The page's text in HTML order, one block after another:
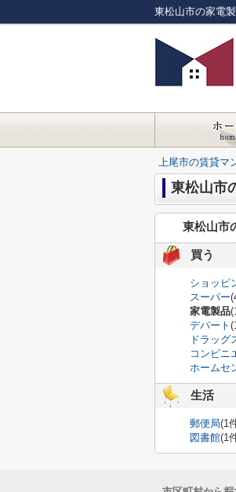
東松山市の家電
上尾市の賃貸マ
東松山市
東松山市
買う
ショッピ
スーパー
家電製品
デパート
ドラッグ
コンビニ
ホームセ
生活
郵便局(1
図書館(1